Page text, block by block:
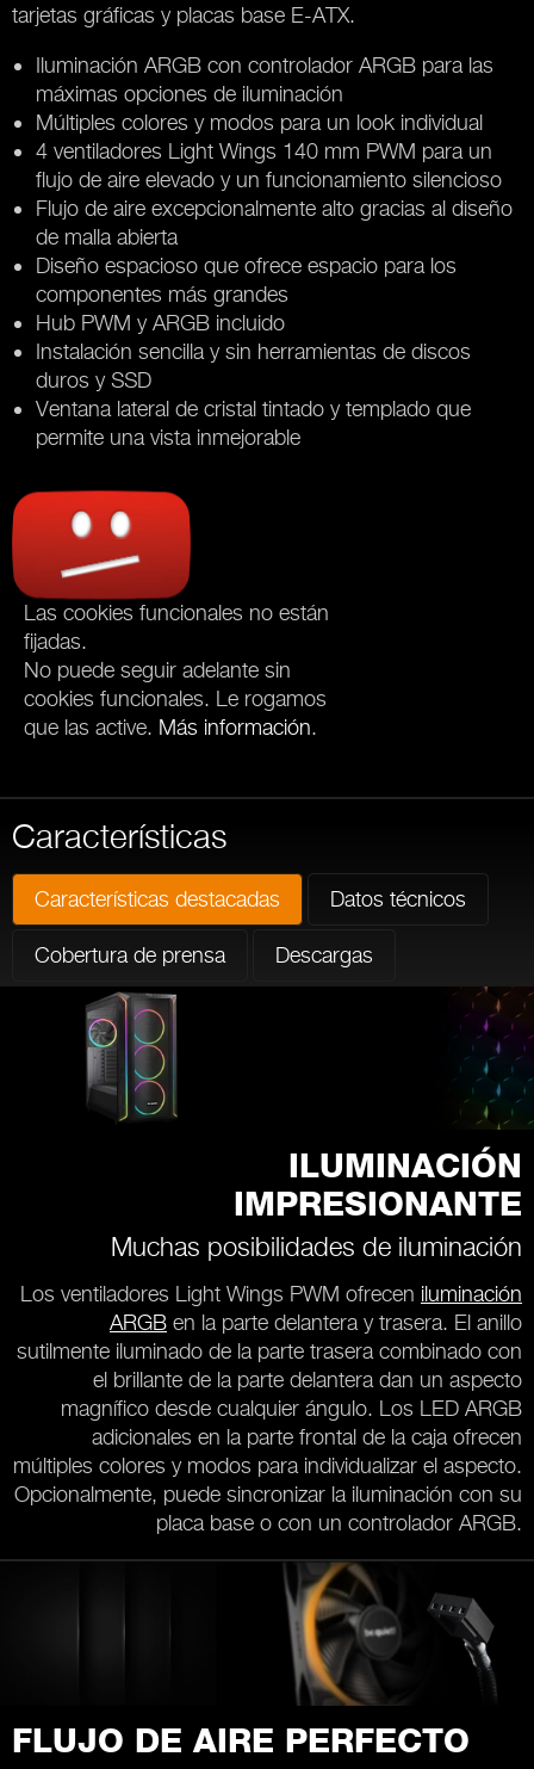
tarjetas gráficas y placas base E-ATX.
Iluminación ARGB con controlador ARGB para las
máximas opciones de iluminación
Múltiples colores y modos para un look individual
4 ventiladores Light Wings 140 mm PWM para un
flujo de aire elevado y un funcionamiento silencioso
Flujo de aire excepcionalmente alto gracias al diseño
de malla abierta
Diseño espacioso que ofrece espacio para los
componentes más grandes
Hub PWM y ARGB incluido
Instalación sencilla y sin herramientas de discos
duros y SSD
Ventana lateral de cristal tintado y templado que
permite una vista inmejorable
Las cookies funcionales no están
fijadas.
No puede seguir adelante sin
cookies funcionales. Le rogamos
que las active. Más información.
Características
Características destacadas Datos técnicos
Cobertura de prensa Descargas
ILUMINACIÓN
IMPRESIONANTE
Muchas posibilidades de iluminación
Los ventiladores Light Wings PWM ofrecen iluminación
ARGB en la parte delantera y trasera. El anillo
sutilmente iluminado de la parte trasera combinado con
el brillante de la parte delantera dan un aspecto
magnífico desde cualquier ángulo. Los LED ARGB
adicionales en la parte frontal de la caja ofrecen
múltiples colores y modos para individualizar el aspecto.
Opcionalmente, puede sincronizar la iluminación con su
placa base o con un controlador ARGB.
FLUJO DE AIRE PERFECTO